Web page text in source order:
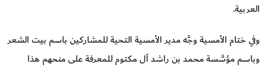
العربية.
وفي ختام الأمسية وجَّه مدير الأمسية التحية للمشاركين باسم بيت الشعر
وباسم مؤسَّسة محمد بن راشد آل مكتوم للمعرفة على منحهم هذا